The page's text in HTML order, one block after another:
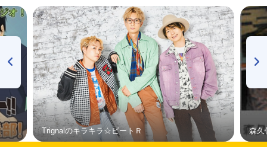
Trignalのキラキラ☆ビートＲ 森久